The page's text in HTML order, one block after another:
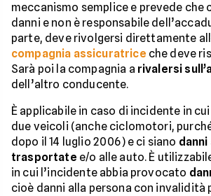
meccanismo semplice e prevede che
danni e non è responsabile
parte, deve rivolgersi direttamente
compagnia assicuratrice che deve
Sarà poi la compagnia a rivalersi
dell’altro conducente.
È applicabile in caso di incidente in
due veicoli (anche ciclomotori,
dopo il 14 luglio 2006) e ci siano danni
trasportate e/o alle auto. È
in cui l’incidente abbia provocato
cioè danni alla persona con invalidità